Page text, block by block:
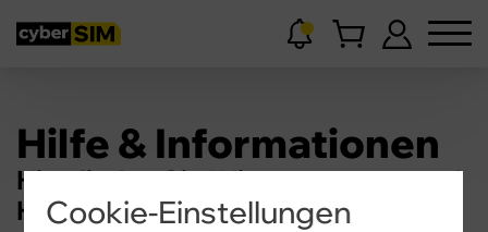
Hilfe & Informationen
Hier finden Sie Wissenswertes und
Hilfestellungen.
Cookie-Einstellungen